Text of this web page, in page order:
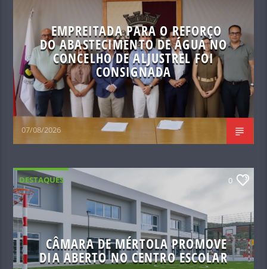
EMPREITADA PARA O REFORÇO
DO ABASTECIMENTO DE ÁGUA NO
CONCELHO DE ALJUSTREL FOI
CONSIGNADA
07/08/2026
DESTAQUES 0
CÂMARA DE MÉRTOLA PROMOVE
DIA ABERTO NO CENTRO ESCOLAR